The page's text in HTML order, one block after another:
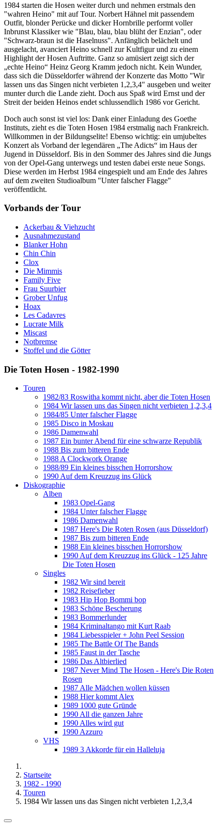
1984 starten die Hosen weiter durch und nehmen erstmals den
"wahren Heino" mit auf Tour. Norbert Hähnel mit passendem
Outfit, blonder Perücke und dicker Hornbrille performt voller
Inbrunst Klassiker wie "Blau, blau, blau blüht der Enzian", oder
"Schwarz-braun ist die Haselnuss". Anfänglich belächelt und
ausgelacht, avanciert Heino schnell zur Kultfigur und zu einem
Highlight der Hosen Auftritte. Ganz so amüsiert zeigt sich der
„echte Heino“ Heinz Georg Kramm jedoch nicht. Kein Wunder,
dass sich die Düsseldorfer während der Konzerte das Motto "Wir
lassen uns das Singen nicht verbieten 1,2,3,4" ausgeben und weiter
munter durch die Lande zieht. Doch aus Spaß wird Ernst und der
Streit der beiden Heinos endet schlussendlich 1986 vor Gericht.
Doch auch sonst ist viel los: Dank einer Einladung des Goethe
Instituts, zieht es die Toten Hosen 1984 erstmalig nach Frankreich.
Willkommen in der Bildungselite! Ebenso wichtig: ein umjubeltes
Konzert als Vorband der legendären „The Adicts“ im Haus der
Jugend in Düsseldorf. Bis in den Sommer des Jahres sind die Jungs
von der Opel-Gang unterwegs und testen dabei erste neue Songs.
Diese werden im Herbst 1984 eingespielt und am Ende des Jahres
auf dem zweiten Studioalbum "Unter falscher Flagge"
veröffentlicht.
Vorbands der Tour
Ackerbau & Viehzucht
Ausnahmezustand
Blanker Hohn
Chin Chin
Clox
Die Mimmis
Family Five
Frau Suurbier
Grober Unfug
Hoax
Les Cadavres
Lucrate Milk
Miscast
Notbremse
Stoffel und die Götter
Die Toten Hosen - 1982-1990
Touren
1982/83 Roswitha kommt nicht, aber die Toten Hosen
1984 Wir lassen uns das Singen nicht verbieten 1,2,3,4
1984/85 Unter falscher Flagge
1985 Disco in Moskau
1986 Damenwahl
1987 Ein bunter Abend für eine schwarze Republik
1988 Bis zum bitteren Ende
1988 A Clockwork Orange
1988/89 Ein kleines bisschen Horrorshow
1990 Auf dem Kreuzzug ins Glück
Diskographie
Alben
1983 Opel-Gang
1984 Unter falscher Flagge
1986 Damenwahl
1987 Here's Die Roten Rosen (aus Düsseldorf)
1987 Bis zum bitteren Ende
1988 Ein kleines bisschen Horrorshow
1990 Auf dem Kreuzzug ins Glück - 125 Jahre
Die Toten Hosen
Singles
1982 Wir sind bereit
1982 Reisefieber
1983 Hip Hop Bommi bop
1983 Schöne Bescherung
1983 Bommerlunder
1984 Kriminaltango mit Kurt Raab
1984 Liebesspieler + John Peel Session
1985 The Battle Of The Bands
1985 Faust in der Tasche
1986 Das Altbierlied
1987 Never Mind The Hosen - Here's Die Roten
Rosen
1987 Alle Mädchen wollen küssen
1988 Hier kommt Alex
1989 1000 gute Gründe
1990 All die ganzen Jahre
1990 Alles wird gut
1990 Azzuro
VHS
1989 3 Akkorde für ein Halleluja
Startseite
1982 - 1990
Touren
1984 Wir lassen uns das Singen nicht verbieten 1,2,3,4